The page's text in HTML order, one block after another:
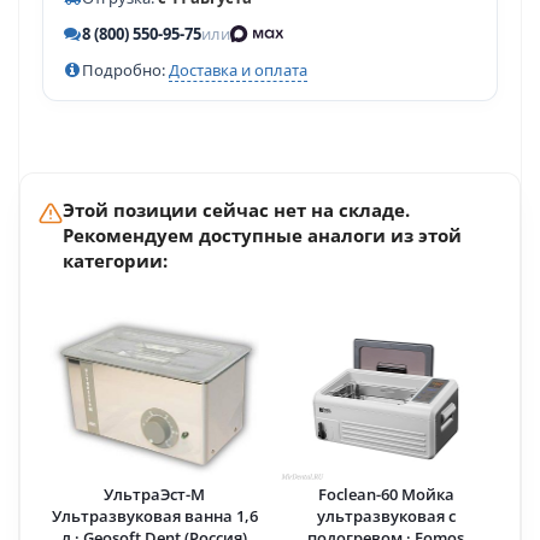
8 (800) 550-95-75или
Подробно:Доставка и оплата
Этой позиции сейчас нет на складе.
Рекомендуем доступные аналоги из этой
категории:
УльтраЭст-М
Ультразвуковая ванна 1,6
Foclean-60 Мойка
ультразвуковая с